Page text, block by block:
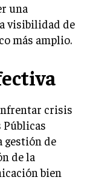
una
visibilidad de
más amplio.
crisis
Públicas
gestión de
de la
bien